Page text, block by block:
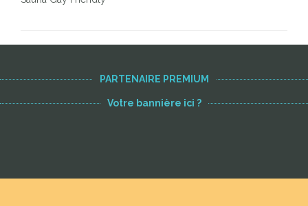
PARTENAIRE PREMIUM
Votre bannière ici ?